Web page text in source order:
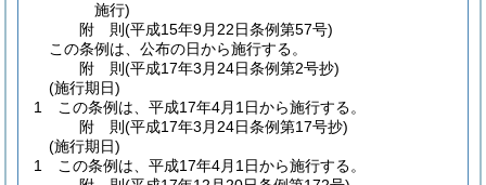
施行)
附 則(平成15年9月22日条例第57号)
この条例は、公布の日から施行する。
附 則(平成17年3月24日条例第2号抄)
(施行期日)
1
この条例は、平成17年4月1日から施行する。
附 則(平成17年3月24日条例第17号抄)
(施行期日)
1
この条例は、平成17年4月1日から施行する。